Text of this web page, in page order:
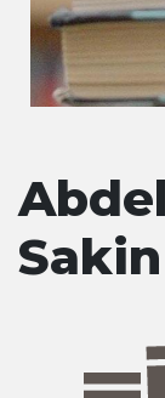
Sakin